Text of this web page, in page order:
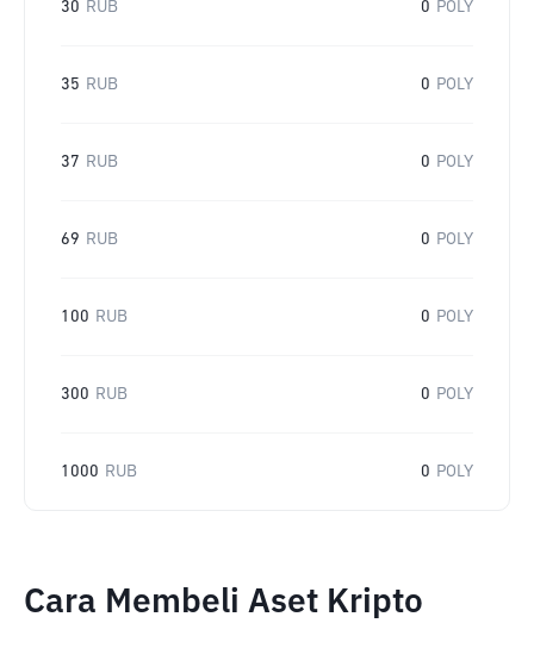
30 RUB 0 POLY
35 RUB 0 POLY
37 RUB 0 POLY
69 RUB 0 POLY
100 RUB 0 POLY
300 RUB 0 POLY
1000 RUB 0 POLY
Cara Membeli Aset Kripto